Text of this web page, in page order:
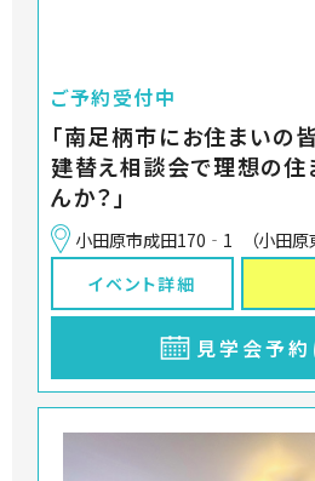
ご予約受付中
「南足柄市にお住まいの
建替え相談会で理想の住
んか？」
小田原市成田170‐1 （小田原東
イベント詳細
見学会予約